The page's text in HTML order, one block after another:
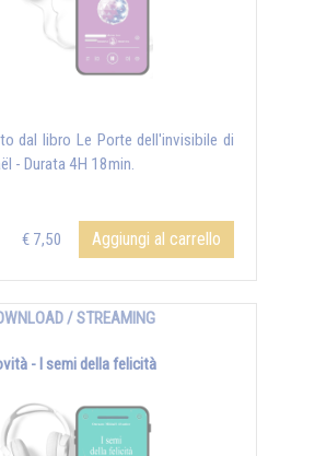
dal libro Le Porte dell'invisibile di
- Durata 4H 18min.
€ 7,50 Aggiungi al carrello
/ STREAMING
- I semi della felicità